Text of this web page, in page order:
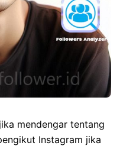
mendengar tentang
Instagram jika